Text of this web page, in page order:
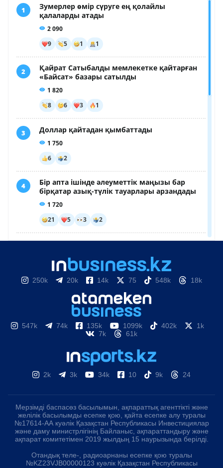
250k 20k 14k 75 548k 18k
547k 74k 135k 1099k 402k
1k
7k
61k
2k 3k 34k 10 9k 24
Мерзімді баспасөз басылымын, ақпараттық агенттікті және
желілік басылымды есепке қою, қайта есепке алу туралы
№17614-АА куәлік Қазақстан Республикасы Инвестициялар
және даму министрлігінің Байланыс, ақпараттандыру және
ақпарат комитетімен 2019 жылдың 15 наурызында берілді.
Отандық теле-, радиоарнаны есепке қою туралы
№KZ23VJB00000123 куәлік Қазақстан Республикасы